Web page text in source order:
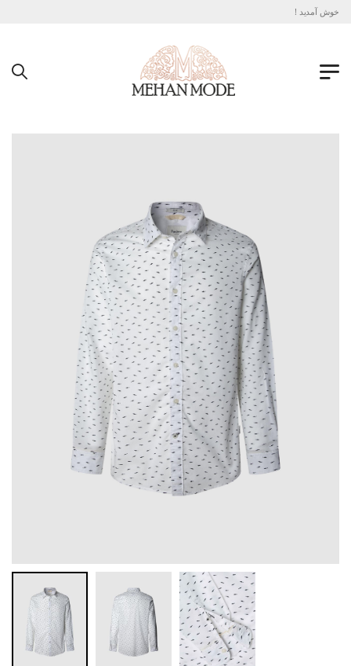
خوش آمدید !